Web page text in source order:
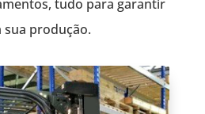
tudo para garantir
sua produção.